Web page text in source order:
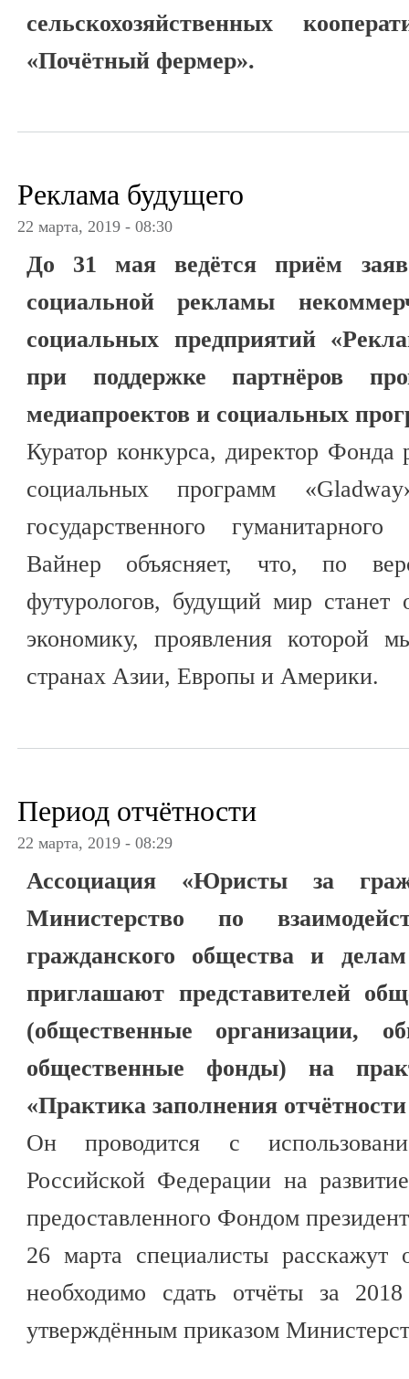
сельскохозяйственных
«Почётный фермер».
Реклама будущего
22 марта, 2019 - 08:30
До 31 мая ведётся приём
социальной рекламы
социальных предприятий
при поддержке партнёров
медиапроектов и социальных
Куратор конкурса, директор Фонда
социальных программ
государственного
Вайнер объясняет, что, по
футурологов, будущий мир станет
экономику, проявления которой
странах Азии, Европы и Америки.
Период отчётности
22 марта, 2019 - 08:29
Ассоциация «Юристы за
Министерство по
гражданского общества и
приглашают представителей
(общественные организации,
общественные фонды) на
«Практика заполнения
Он проводится с
Российской Федерации на
предоставленного Фондом
26 марта специалисты
необходимо сдать отчёты за
утверждённым приказом